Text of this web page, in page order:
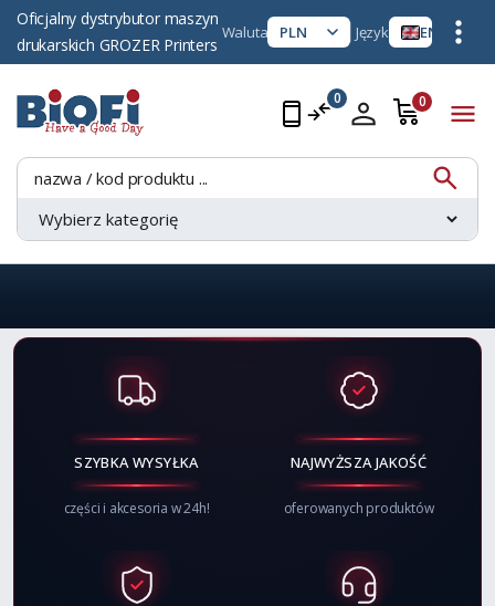
Oficjalny dystrybutor maszyn
drukarskich GROZER Printers
Waluta Język
0 0
MASZYNY
DRUKUJĄCE
TUSZE
SZYBKA WYSYŁKA
części i akcesoria w 24h!
NAJWYŻSZA JAKOŚĆ
oferowanych produktów